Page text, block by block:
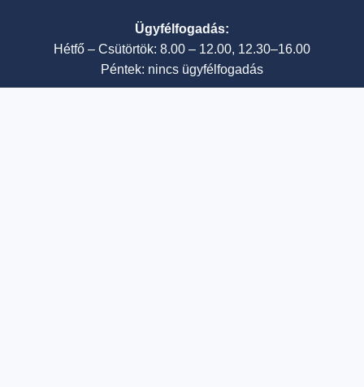
Ügyfélfogadás:
Hétfő – Csütörtök: 8.00 – 12.00, 12.30–16.00
Péntek: nincs ügyfélfogadás